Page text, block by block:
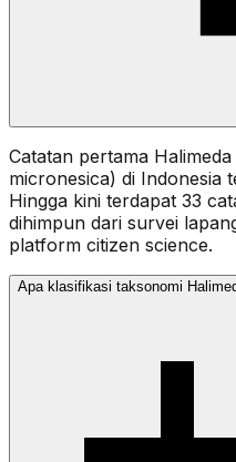
Catatan pertama
micronesica) di Indonesia
Hingga kini terdapat 33
dihimpun dari survei
platform citizen science.
Apa klasifikasi taksonomi